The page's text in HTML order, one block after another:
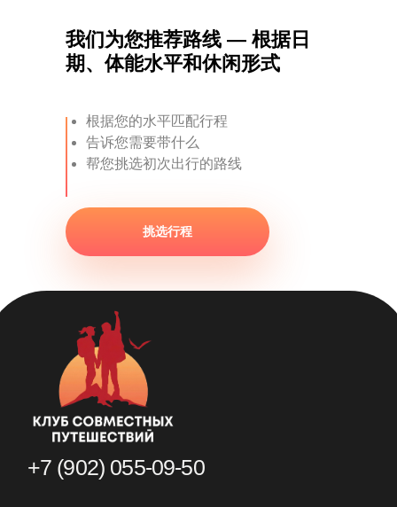
我们为您推荐路线 — 根据日
期、体能水平和休闲形式
根据您的水平匹配行程
告诉您需要带什么
帮您挑选初次出行的路线
挑选行程